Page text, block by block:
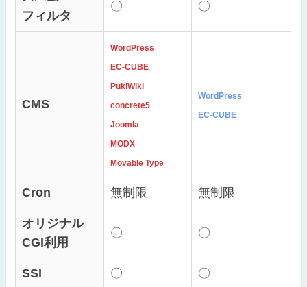
フィルタ
〇 〇
CMS
WordPress
EC-CUBE
PukiWiki
concrete5
Joomla
MODX
Movable Type
WordPress
EC-CUBE
Cron 無制限 無制限
オリジナル
CGI利用
〇 〇
SSI 〇 〇